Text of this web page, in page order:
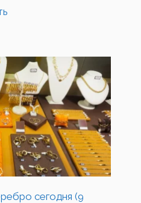
сегодня (9